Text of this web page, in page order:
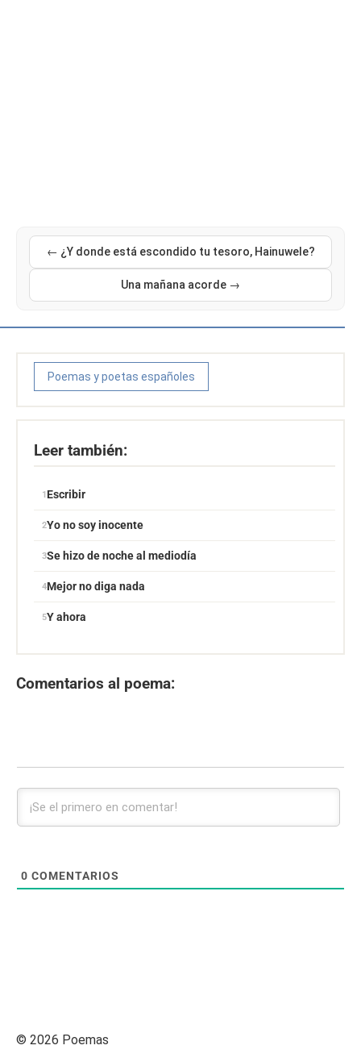
← ¿Y donde está escondido tu tesoro, Hainuwele?
Una mañana acorde →
Poemas y poetas españoles
Leer también:
Escribir
Yo no soy inocente
Se hizo de noche al mediodía
Mejor no diga nada
Y ahora
Comentarios al poema:
0 COMENTARIOS
© 2026 Poemas